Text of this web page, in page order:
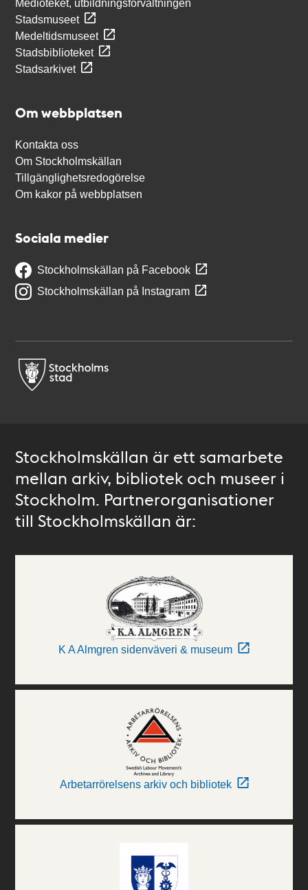
Medioteket, utbildningsförvaltningen
Stadsmuseet
Medeltidsmuseet
Stadsbiblioteket
Stadsarkivet
Om webbplatsen
Kontakta oss
Om Stockholmskällan
Tillgänglighetsredogörelse
Om kakor på webbplatsen
Sociala medier
Stockholmskällan på Facebook
Stockholmskällan på Instagram
Stockholmskällan är ett samarbete
mellan arkiv, bibliotek och museer i
Stockholm. Partnerorganisationer
till Stockholmskällan är:
K A Almgren sidenväveri & museum
Arbetarrörelsens arkiv och bibliotek